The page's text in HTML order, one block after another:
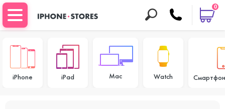
0
iPhone iPad Mac Watch